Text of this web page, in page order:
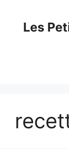
contentLes